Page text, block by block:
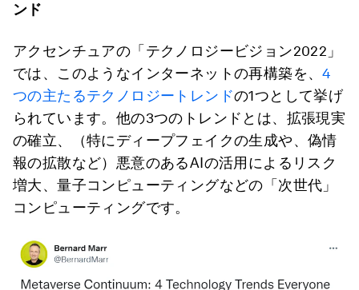
ンド
アクセンチュアの「テクノロジービジョン2022」
では、このようなインターネットの再構築を、4
つの主たるテクノロジートレンドの1つとして挙げ
られています。他の3つのトレンドとは、拡張現実
の確立、（特にディープフェイクの生成や、偽情
報の拡散など）悪意のあるAIの活用によるリスク
増大、量子コンピューティングなどの「次世代」
コンピューティングです。